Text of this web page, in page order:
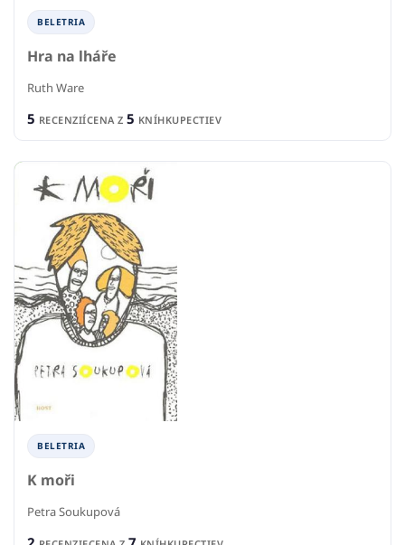
BELETRIA
Hra na lháře
Ruth Ware
5 RECENZIÍCENA Z 5 KNÍHKUPECTIEV
BELETRIA
K moři
Petra Soukupová